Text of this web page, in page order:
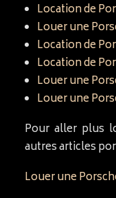
Location de
Louer une
Location de
Location de
Louer une
Louer une
Pour aller plus
autres articles
Louer une